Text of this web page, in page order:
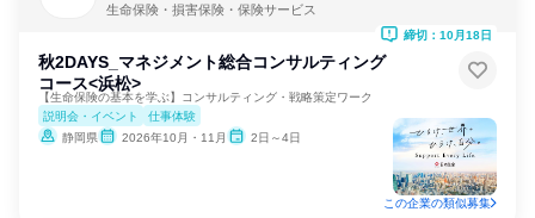
生命保険・損害保険・保険サービス
秋2DAYS_マネジメント総合コンサルティング
コース<浜松>
【生命保険の基本を学ぶ】コンサルティング・戦略策定ワーク
説明会・イベント
仕事体験
静岡県
2026年10月・11月 2日～4日
締切：10月18日
この企業の類似募集